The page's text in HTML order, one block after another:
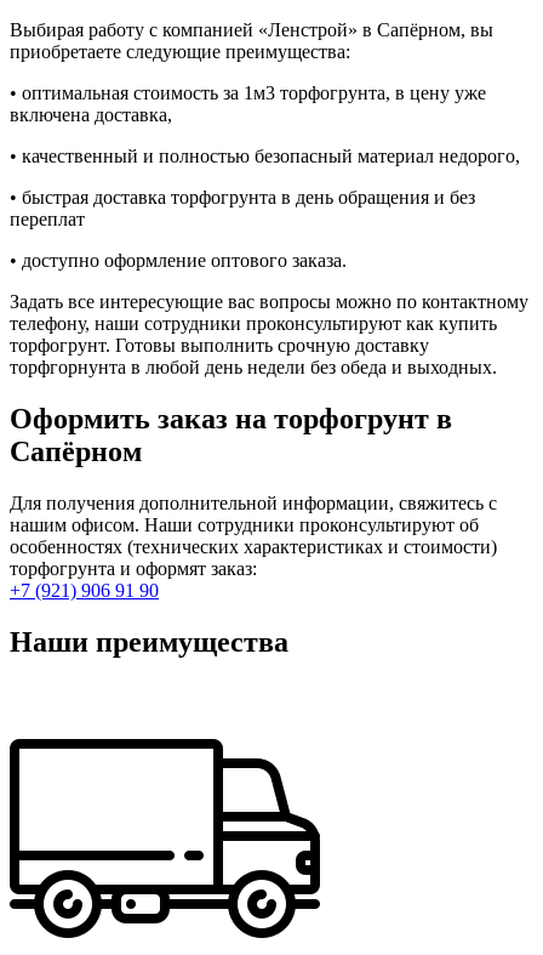
Выбирая работу с компанией «Ленстрой» в Сапёрном, вы
приобретаете следующие преимущества:
• оптимальная стоимость за 1м3 торфогрунта, в цену уже
включена доставка,
• качественный и полностью безопасный материал недорого,
• быстрая доставка торфогрунта в день обращения и без
переплат
• доступно оформление оптового заказа.
Задать все интересующие вас вопросы можно по контактному
телефону, наши сотрудники проконсультируют как купить
торфогрунт. Готовы выполнить срочную доставку
торфгорнунта в любой день недели без обеда и выходных.
Оформить заказ на торфогрунт в
Сапёрном
Для получения дополнительной информации, свяжитесь с
нашим офисом. Наши сотрудники проконсультируют об
особенностях (технических характеристиках и стоимости)
торфогрунта и оформят заказ:
+7 (921) 906 91 90
Наши преимущества